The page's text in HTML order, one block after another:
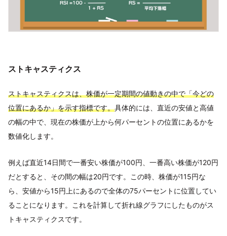
ストキャスティクス
ストキャスティクスは、株価が一定期間の値動きの中で「今どの
位置にあるか」を示す指標です。具体的には、直近の安値と高値
の幅の中で、現在の株価が上から何パーセントの位置にあるかを
数値化します。
例えば直近14日間で一番安い株価が100円、一番高い株価が120円
だとすると、その間の幅は20円です。この時、株価が115円な
ら、安値から15円上にあるので全体の75パーセントに位置してい
ることになります。これを計算して折れ線グラフにしたものがス
トキャスティクスです。